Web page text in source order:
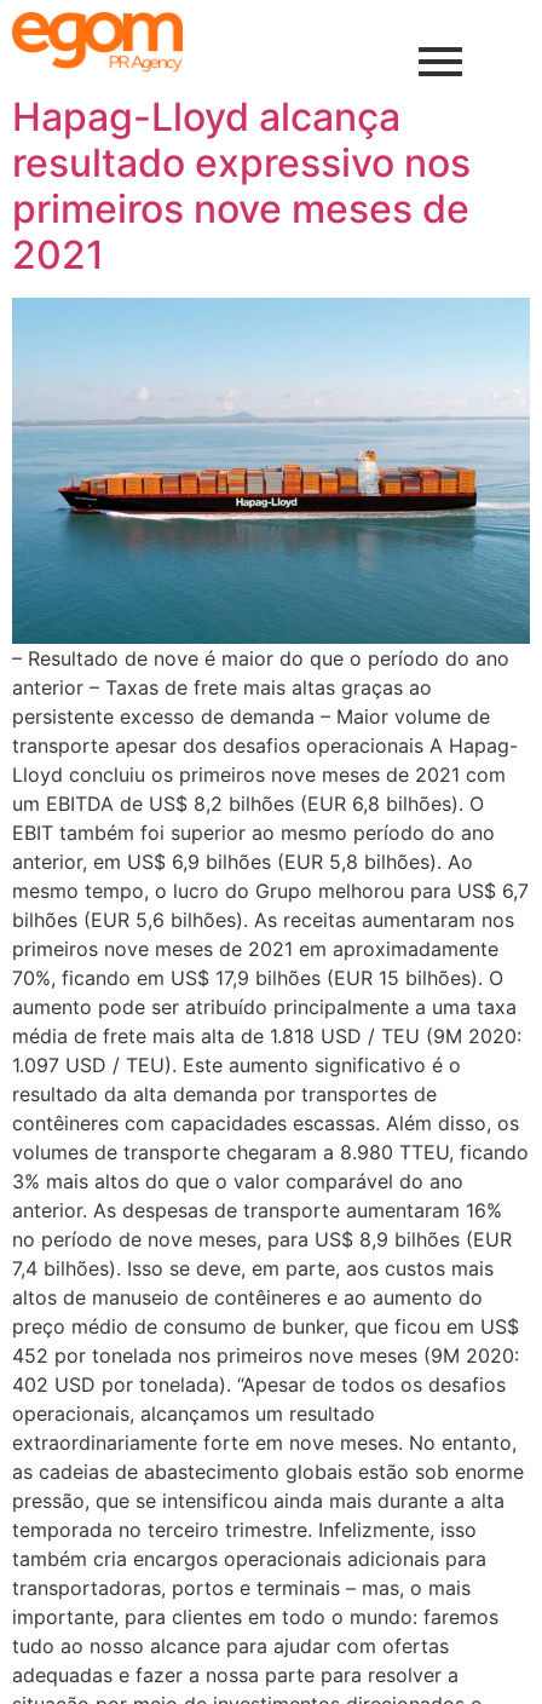
Hapag-Lloyd alcança
resultado expressivo nos
primeiros nove meses de
2021
– Resultado de nove é maior do que o período do ano
anterior – Taxas de frete mais altas graças ao
persistente excesso de demanda – Maior volume de
transporte apesar dos desafios operacionais A Hapag-
Lloyd concluiu os primeiros nove meses de 2021 com
um EBITDA de US$ 8,2 bilhões (EUR 6,8 bilhões). O
EBIT também foi superior ao mesmo período do ano
anterior, em US$ 6,9 bilhões (EUR 5,8 bilhões). Ao
mesmo tempo, o lucro do Grupo melhorou para US$ 6,7
bilhões (EUR 5,6 bilhões). As receitas aumentaram nos
primeiros nove meses de 2021 em aproximadamente
70%, ficando em US$ 17,9 bilhões (EUR 15 bilhões). O
aumento pode ser atribuído principalmente a uma taxa
média de frete mais alta de 1.818 USD / TEU (9M 2020:
1.097 USD / TEU). Este aumento significativo é o
resultado da alta demanda por transportes de
contêineres com capacidades escassas. Além disso, os
volumes de transporte chegaram a 8.980 TTEU, ficando
3% mais altos do que o valor comparável do ano
anterior. As despesas de transporte aumentaram 16%
no período de nove meses, para US$ 8,9 bilhões (EUR
7,4 bilhões). Isso se deve, em parte, aos custos mais
altos de manuseio de contêineres e ao aumento do
preço médio de consumo de bunker, que ficou em US$
452 por tonelada nos primeiros nove meses (9M 2020:
402 USD por tonelada). “Apesar de todos os desafios
operacionais, alcançamos um resultado
extraordinariamente forte em nove meses. No entanto,
as cadeias de abastecimento globais estão sob enorme
pressão, que se intensificou ainda mais durante a alta
temporada no terceiro trimestre. Infelizmente, isso
também cria encargos operacionais adicionais para
transportadoras, portos e terminais – mas, o mais
importante, para clientes em todo o mundo: faremos
tudo ao nosso alcance para ajudar com ofertas
adequadas e fazer a nossa parte para resolver a